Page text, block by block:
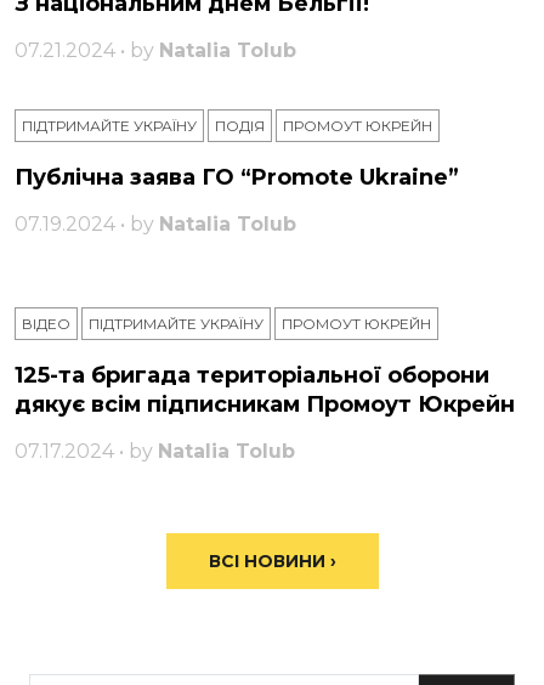
07.21.2024 • by Natalia Tolub
ПІДТРИМАЙТЕ УКРАЇНУ ПОДІЯ ПРОМОУТ ЮКРЕЙН
Публічна заява ГО “Promote Ukraine”
07.19.2024 • by Natalia Tolub
ВІДЕО ПІДТРИМАЙТЕ УКРАЇНУ ПРОМОУТ ЮКРЕЙН
125-та бригада територіальної оборони
дякує всім підписникам Промоут Юкрейн
07.17.2024 • by Natalia Tolub
ВСІ НОВИНИ ›